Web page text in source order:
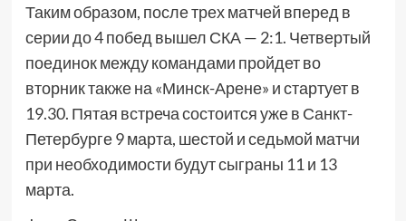
Таким образом, после трех матчей вперед в
серии до 4 побед вышел СКА — 2:1. Четвертый
поединок между командами пройдет во
вторник также на «Минск-Арене» и стартует в
19.30. Пятая встреча состоится уже в Санкт-
Петербурге 9 марта, шестой и седьмой матчи
при необходимости будут сыграны 11 и 13
марта.